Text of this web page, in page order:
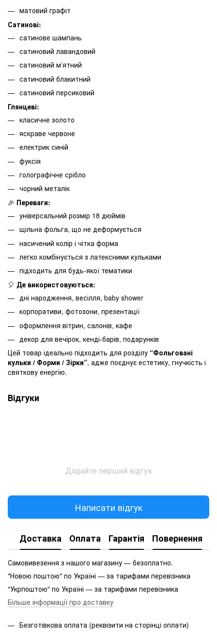
матовий графіт
Сатинові:
сатинове шампань
сатиновий лавандовий
сатиновий м’ятний
сатиновий блакитний
сатиновий персиковий
Глянцеві:
класичне золото
яскраве червоне
електрик синій
фуксія
голографічне срібло
чорний металік
🎉 Переваги:
універсальний розмір 18 дюймів
щільна фольга, що не деформується
насичений колір і чітка форма
легко комбінується з латексними кульками
підходить для будь-якої тематики
🎈 Де використовуються:
дні народження, весілля, baby shower
корпоративи, фотозони, презентації
оформлення вітрин, салонів, кафе
декор для вечірок, кенді-барів, подарунків
Цей товар ідеально підходить для розділу “Фольговані
кульки / Форми / Зірки”, адже поєднує естетику, гнучкість і
святкову енергію.
Відгуки
Додайте перший відгук
Написати відгук
Доставка Оплата Гарантія Повернення
Самовивезення з нашого магазину — безоплатно.
"Новою поштою" по Україні — за тарифами перевізника
"Укрпоштою" по Україні — за тарифами перевізника
Більше інформації про доставку
Безготівкова оплата (реквізити на сторінці оплати)